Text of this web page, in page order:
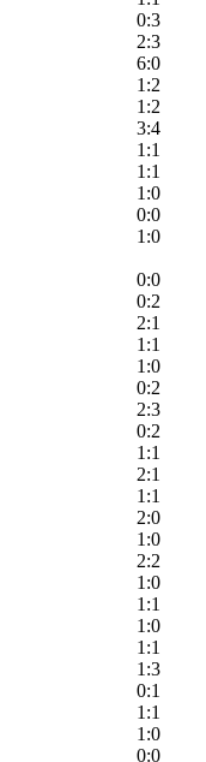
0:3
2:3
6:0
1:2
1:2
3:4
1:1
1:1
1:0
0:0
1:0
0:0
0:2
2:1
1:1
1:0
0:2
2:3
0:2
1:1
2:1
1:1
2:0
1:0
2:2
1:0
1:1
1:0
1:1
1:3
0:1
1:1
1:0
0:0